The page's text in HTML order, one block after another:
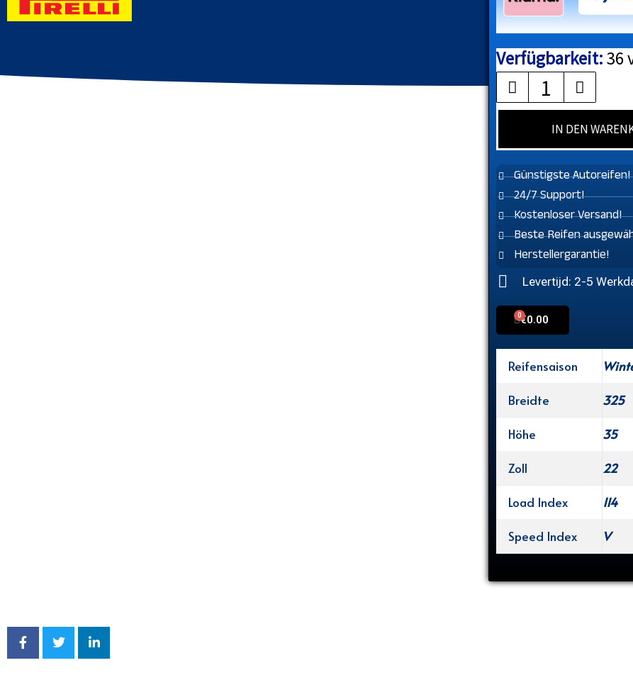
Verfügbarkeit:36
PIRELLI
Menge
IN DEN
Günstigste Autoreifen!
24/7 Support!
Kostenloser Versand!
Beste Reifen
Herstellergarantie!
Levertijd: 2-5
€0.00
0
Cart
Reifensaison
Breidte
325
Höhe
35
Zoll
22
Load Index
114
Speed Index
V